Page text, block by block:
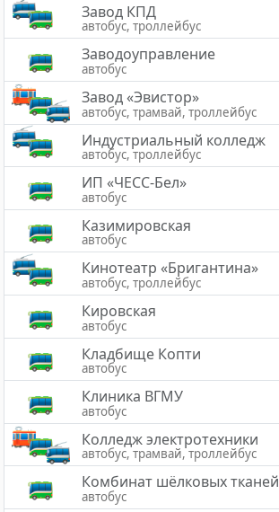
Завод КПД
автобус, троллейбус
Заводоуправление
автобус
Завод «Эвистор»
автобус, трамвай, троллейбус
Индустриальный колледж
автобус, троллейбус
ИП «ЧЕСС-Бел»
автобус
Казимировская
автобус
Кинотеатр «Бригантина»
автобус, троллейбус
Кировская
автобус
Кладбище Копти
автобус
Клиника ВГМУ
автобус
Колледж электротехники
автобус, трамвай, троллейбус
Комбинат шёлковых тканей
автобус